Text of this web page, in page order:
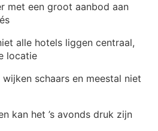
met een groot aanbod aan
alle hotels liggen centraal,
locatie
schaars en meestal niet
kan het ’s avonds druk zijn